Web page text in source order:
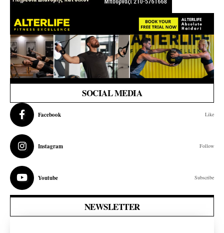
SOCIAL MEDIA
Facebook Like
Instagram Follow
Youtube Subscribe
NEWSLETTER